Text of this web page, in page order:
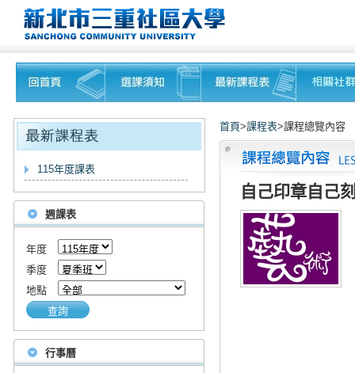
115年度課表
週課表
年度
季度
地點
查詢
行事曆
首頁>課程表>課程總覽內容
自己印章自己